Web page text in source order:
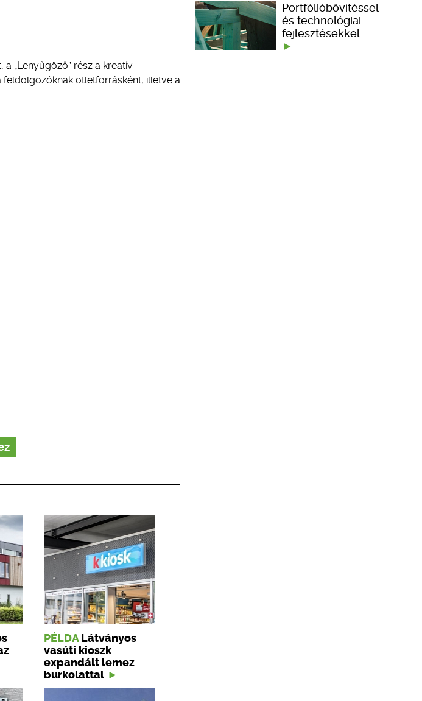
„Lenyűgöző” rész a kreatív
ötletforrásként, illetve a
PÉLDA Látványos
vasúti kioszk
expandált lemez
burkolattal
Portfólióbővítéssel
és technológiai
fejlesztésekkel…